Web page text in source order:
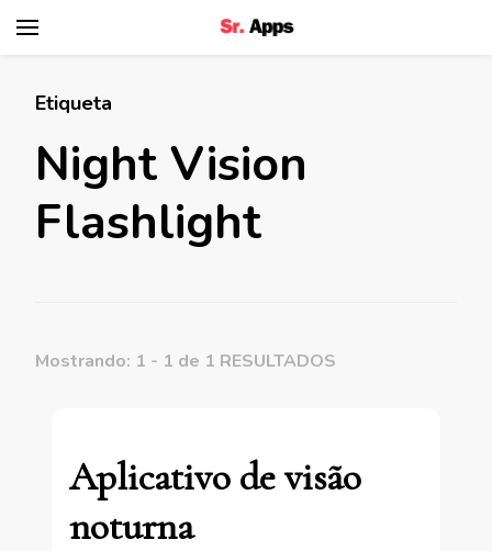
Etiqueta
Night Vision
Flashlight
Mostrando: 1 - 1 de 1 RESULTADOS
Aplicativo de visão
noturna